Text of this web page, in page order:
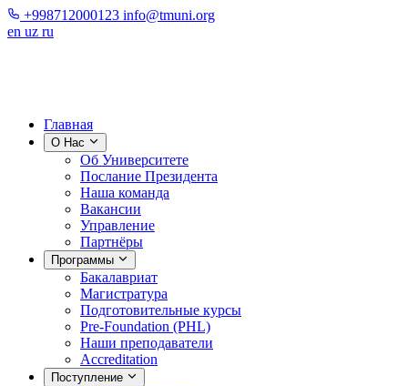
+998712000123 info@tmuni.org
en uz ru
Главная
О Нас
Об Университете
Послание Президента
Наша команда
Вакансии
Управление
Партнёры
Программы
Бакалавриат
Магистратура
Подготовительные курсы
Pre-Foundation (PHL)
Наши преподаватели
Accreditation
Поступление